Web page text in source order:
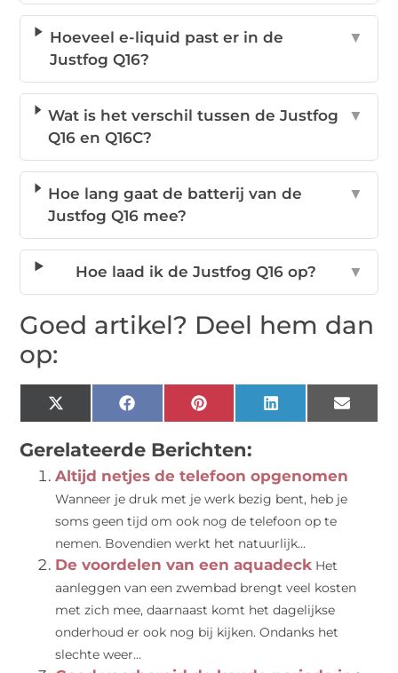
Hoeveel e-liquid past er in de
Justfog Q16?
▼
Wat is het verschil tussen de Justfog
Q16 en Q16C?
▼
Hoe lang gaat de batterij van de
Justfog Q16 mee?
▼
Hoe laad ik de Justfog Q16 op? ▼
Goed artikel? Deel hem dan
op:
X
(Twitter)
FacebookPinterestLinkedIn Email
Gerelateerde Berichten:
Altijd netjes de telefoon opgenomen
Wanneer je druk met je werk bezig bent, heb je
soms geen tijd om ook nog de telefoon op te
nemen. Bovendien werkt het natuurlijk...
De voordelen van een aquadeck Het
aanleggen van een zwembad brengt veel kosten
met zich mee, daarnaast komt het dagelijkse
onderhoud er ook nog bij kijken. Ondanks het
slechte weer...